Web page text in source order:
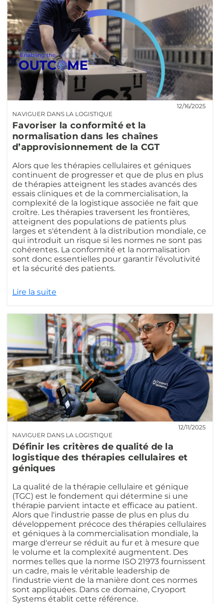
NAVIGUER DANS LA LOGISTIQUE
12/16/2025
Favoriser la conformité et la
normalisation dans les chaînes
d’approvisionnement de la CGT
Alors que les thérapies cellulaires et géniques
continuent de progresser et que de plus en plus
de thérapies atteignent les stades avancés des
essais cliniques et de la commercialisation, la
complexité de la logistique associée ne fait que
croître. Les thérapies traversent les frontières,
atteignent des populations de patients plus
larges et s'étendent à la distribution mondiale, ce
qui introduit un risque si les normes ne sont pas
cohérentes. La conformité et la normalisation
sont donc essentielles pour garantir l'évolutivité
et la sécurité des patients.
Lire la suite
NAVIGUER DANS LA LOGISTIQUE
12/11/2025
Définir les critères de qualité de la
logistique des thérapies cellulaires et
géniques
La qualité de la thérapie cellulaire et génique
(TGC) est le fondement qui détermine si une
thérapie parvient intacte et efficace au patient.
Alors que l'industrie passe de plus en plus du
développement précoce des thérapies cellulaires
et géniques à la commercialisation mondiale, la
marge d'erreur se réduit au fur et à mesure que
le volume et la complexité augmentent. Des
normes telles que la norme ISO 21973 fournissent
un cadre, mais le véritable leadership de
l'industrie vient de la manière dont ces normes
sont appliquées. Dans ce domaine, Cryoport
Systems établit cette référence.